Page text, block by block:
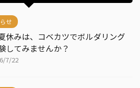
せ
休みは、コベカツでボルダリング
してみませんか？
7/22